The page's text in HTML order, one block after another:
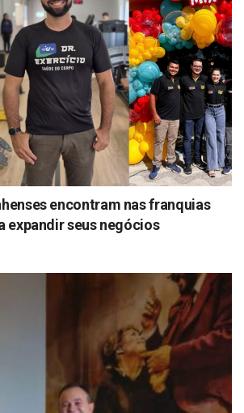
encontram nas franquias
expandir seus negócios